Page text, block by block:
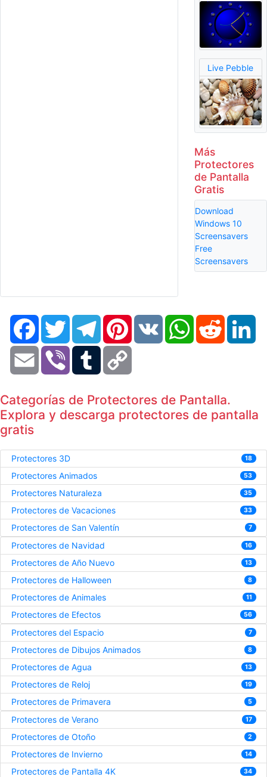
Live Pebble
Más
Protectores
de Pantalla
Gratis
Download
Windows 10
Screensavers
Free
Screensavers
FacebookTwitter TelegramPinterestVK WhatsAppReddit
Email Viber Tumblr
Categorías de Protectores de Pantalla.
Explora y descarga protectores de pantalla
gratis
Protectores 3D 18
Protectores Animados 53
Protectores Naturaleza 35
Protectores de Vacaciones 33
Protectores de San Valentín 7
Protectores de Navidad 16
Protectores de Año Nuevo 13
Protectores de Halloween 8
Protectores de Animales 11
Protectores de Efectos 56
Protectores del Espacio 7
Protectores de Dibujos Animados 8
Protectores de Agua 13
Protectores de Reloj 19
Protectores de Primavera 5
Protectores de Verano 17
Protectores de Otoño 2
Protectores de Invierno 14
Protectores de Pantalla 4K 34